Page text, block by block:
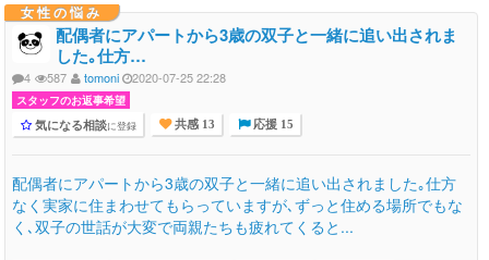
女性の悩み
配偶者にアパートから3歳の双子と一緒に追い出されま
した｡仕方…
4 587 tomoni 2020-07-25 22:28
スタッフのお返事希望
気になる相談に登録 共感 13 応援 15
配偶者にアパートから3歳の双子と一緒に追い出されました｡仕方
なく実家に住まわせてもらっていますが､ずっと住める場所でもな
く､双子の世話が大変で両親たちも疲れてくると...